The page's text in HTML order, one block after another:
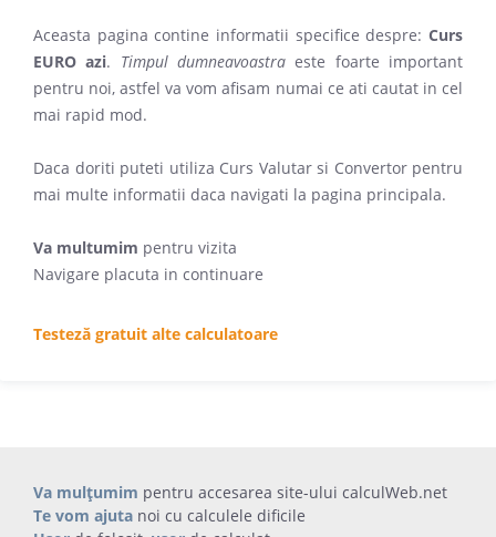
Aceasta pagina contine informatii specifice despre: Curs
EURO azi. Timpul dumneavoastra este foarte important
pentru noi, astfel va vom afisam numai ce ati cautat in cel
mai rapid mod.
Daca doriti puteti utiliza Curs Valutar si Convertor pentru
mai multe informatii daca navigati la pagina principala.
Va multumim pentru vizita
Navigare placuta in continuare
Testeză gratuit alte calculatoare
Va mulțumim pentru accesarea site-ului calculWeb.net
Te vom ajuta noi cu calculele dificile